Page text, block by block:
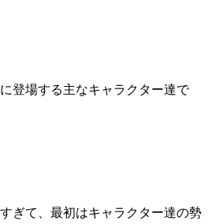
登場する主なキャラクター達で
ぎて、最初はキャラクター達の勢